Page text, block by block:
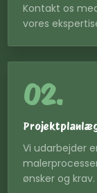
Kontakt os
vores
02.
Vi udarbejder
ønsker og krav.